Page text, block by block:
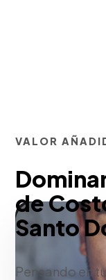
VALOR
de
Santo
Pensando en